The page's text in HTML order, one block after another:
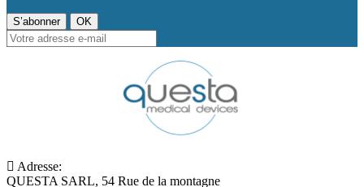
Adresse:
QUESTA SARL, 54 Rue de la montagne